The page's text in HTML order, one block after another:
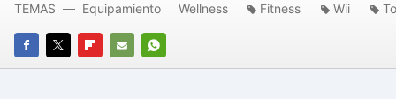
FACEBOOK
TWITTERFLIPBOARD
E-
WHATSAPP
TEMAS Equipamiento Wellness Fitness Wii